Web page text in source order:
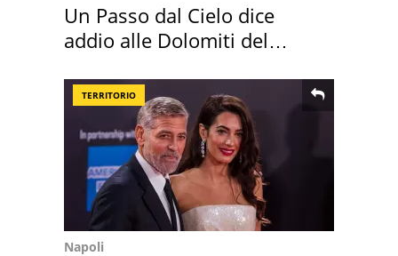
Un Passo dal Cielo dice
addio alle Dolomiti del
TERRITORIO
Napoli